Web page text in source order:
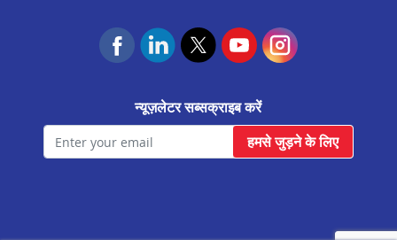
सूरत कामरेज मे बैलेंस ट्रांसफर
पाटन मे बैलेंस ट्रांसफर
पालनपुर मे बैलेंस ट्रांसफर
न्यूज़लेटर सब्सक्राइब करें
हमसे जुड़ने के लिए